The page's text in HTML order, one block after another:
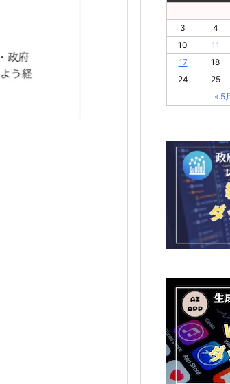
3
4
10
11
17
18
24
25
« 5